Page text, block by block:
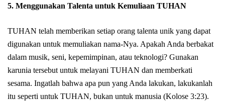
5. Menggunakan Talenta untuk Kemuliaan TUHAN
TUHAN telah memberikan setiap orang talenta unik yang dapat
digunakan untuk memuliakan nama-Nya. Apakah Anda berbakat
dalam musik, seni, kepemimpinan, atau teknologi? Gunakan
karunia tersebut untuk melayani TUHAN dan memberkati
sesama. Ingatlah bahwa apa pun yang Anda lakukan, lakukanlah
itu seperti untuk TUHAN, bukan untuk manusia (Kolose 3:23).